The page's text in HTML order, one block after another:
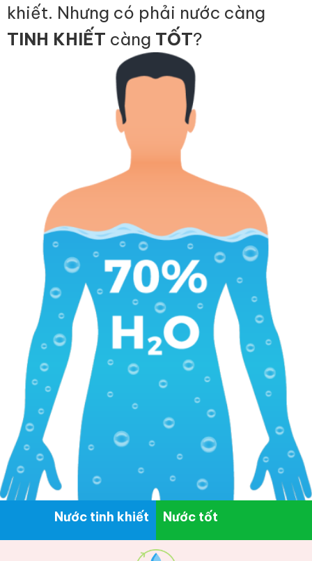
khiết. Nhưng có phải nước càng
TINH KHIẾT càng TỐT?
Nước tinh khiết Nước tốt